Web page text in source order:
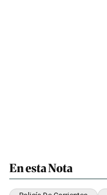
En esta Nota